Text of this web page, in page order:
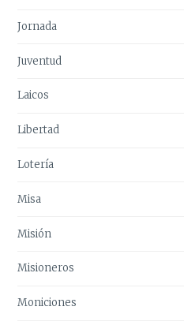
Jornada
Juventud
Laicos
Libertad
Lotería
Misa
Misión
Misioneros
Moniciones